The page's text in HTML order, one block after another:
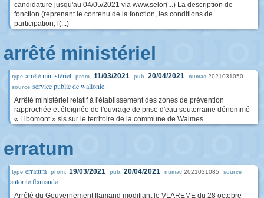
candidature jusqu'au 04/05/2021 via www.selor(...) La description de
fonction (reprenant le contenu de la fonction, les conditions de
participation, l(...)
arrêté ministériel
type arrêté ministériel prom. 11/03/2021 pub. 20/04/2021 numac 2021031050
source service public de wallonie
Arrêté ministériel relatif à l'établissement des zones de prévention
rapprochée et éloignée de l'ouvrage de prise d'eau souterraine dénommé
« Libomont » sis sur le territoire de la commune de Waimes
erratum
type erratum prom. 19/03/2021 pub. 20/04/2021 numac 2021031085 source
autorite flamande
Arrêté du Gouvernement flamand modifiant le VLAREME du 28 octobre